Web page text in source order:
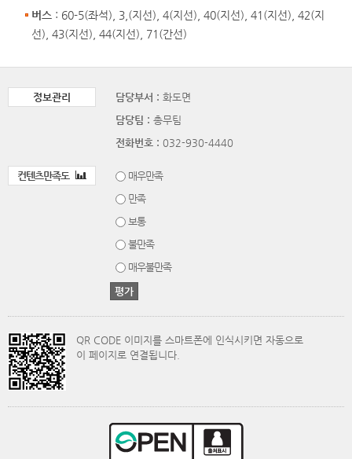
버스 : 60-5(좌석), 3,(지선), 4(지선), 40(지선), 41(지선), 42(지
선), 43(지선), 44(지선), 71(간선)
정보관리 담당부서 : 화도면
담당팀 : 총무팀
전화번호 : 032-930-4440
컨텐츠만족도
매우만족
만족
보통
불만족
매우불만족
QR CODE 이미지를 스마트폰에 인식시키면 자동으로
이 페이지로 연결됩니다.